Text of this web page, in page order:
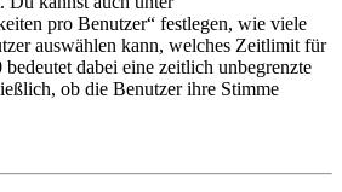
pro Benutzer“ festlegen, wie viele
auswählen kann, welches Zeitlimit für
dabei eine zeitlich unbegrenzte
ob die Benutzer ihre Stimme